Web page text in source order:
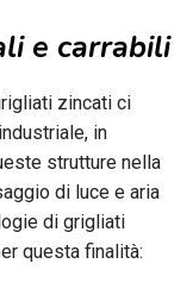
e carrabili
zincati ci
in
strutture nella
di luce e aria
di grigliati
questa finalità: